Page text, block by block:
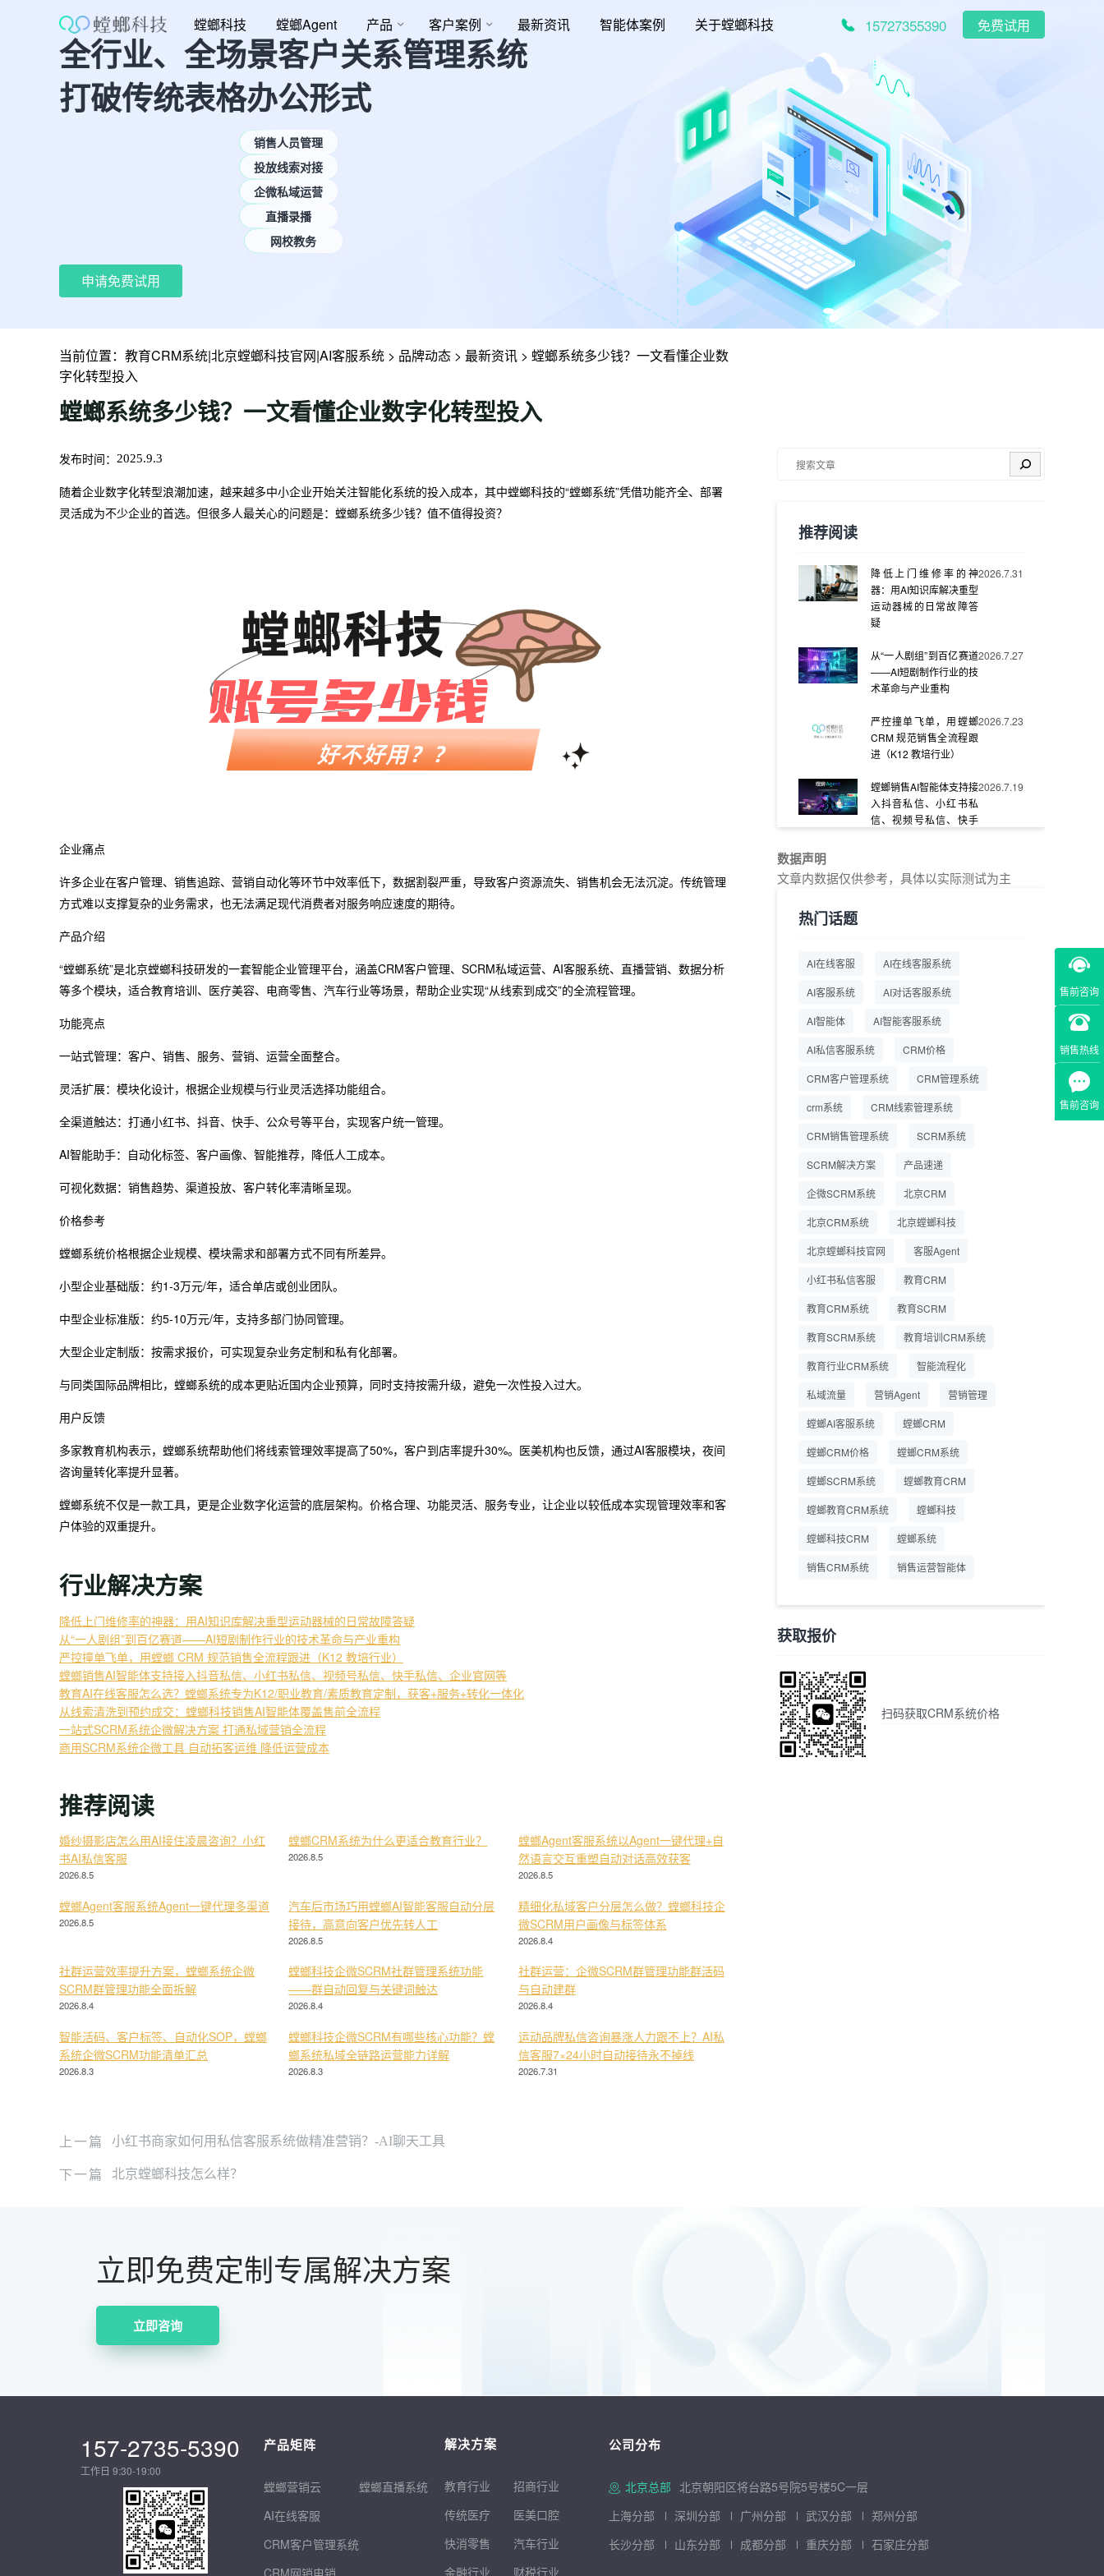
螳螂科技 螳螂Agent 产品 客户案例 最新资讯 智能体案例 关于螳螂科技 15727355390 免费试用
全行业、全场景客户关系管理系统
打破传统表格办公形式
销售人员管理
投放线索对接
企微私域运营
直播录播
网校教务
申请免费试用
售前咨询
销售热线
售前咨询
当前位置： 教育CRM系统|北京螳螂科技官网|AI客服系统 > 品牌动态 > 最新资讯 > 螳螂系统多少钱？一文看懂企业数
字化转型投入
螳螂系统多少钱？一文看懂企业数字化转型投入
发布时间： 2025.9.3
随着企业数字化转型浪潮加速，越来越多中小企业开始关注智能化系统的投入成本，其中螳螂科技的“螳螂系统”凭借功能齐全、部署
灵活成为不少企业的首选。但很多人最关心的问题是：螳螂系统多少钱？值不值得投资？
企业痛点
许多企业在客户管理、销售追踪、营销自动化等环节中效率低下，数据割裂严重，导致客户资源流失、销售机会无法沉淀。传统管理
方式难以支撑复杂的业务需求，也无法满足现代消费者对服务响应速度的期待。
产品介绍
“螳螂系统”是北京螳螂科技研发的一套智能企业管理平台，涵盖CRM客户管理、SCRM私域运营、AI客服系统、直播营销、数据分析
等多个模块，适合教育培训、医疗美容、电商零售、汽车行业等场景，帮助企业实现“从线索到成交”的全流程管理。
功能亮点
一站式管理：客户、销售、服务、营销、运营全面整合。
灵活扩展：模块化设计，根据企业规模与行业灵活选择功能组合。
全渠道触达：打通小红书、抖音、快手、公众号等平台，实现客户统一管理。
AI智能助手：自动化标签、客户画像、智能推荐，降低人工成本。
可视化数据：销售趋势、渠道投放、客户转化率清晰呈现。
价格参考
螳螂系统价格根据企业规模、模块需求和部署方式不同有所差异。
小型企业基础版：约1-3万元/年，适合单店或创业团队。
中型企业标准版：约5-10万元/年，支持多部门协同管理。
大型企业定制版：按需求报价，可实现复杂业务定制和私有化部署。
与同类国际品牌相比，螳螂系统的成本更贴近国内企业预算，同时支持按需升级，避免一次性投入过大。
用户反馈
多家教育机构表示，螳螂系统帮助他们将线索管理效率提高了50%，客户到店率提升30%。医美机构也反馈，通过AI客服模块，夜间
咨询量转化率提升显著。
螳螂系统不仅是一款工具，更是企业数字化运营的底层架构。价格合理、功能灵活、服务专业，让企业以较低成本实现管理效率和客
户体验的双重提升。
行业解决方案
降低上门维修率的神器：用AI知识库解决重型运动器械的日常故障答疑
从“一人剧组”到百亿赛道——AI短剧制作行业的技术革命与产业重构
严控撞单飞单，用螳螂 CRM 规范销售全流程跟进（K12 教培行业）
螳螂销售AI智能体支持接入抖音私信、小红书私信、视频号私信、快手私信、企业官网等
教育AI在线客服怎么选？螳螂系统专为K12/职业教育/素质教育定制，获客+服务+转化一体化
从线索清洗到预约成交：螳螂科技销售AI智能体覆盖售前全流程
一站式SCRM系统企微解决方案 打通私域营销全流程
商用SCRM系统企微工具 自动拓客运维 降低运营成本
推荐阅读
婚纱摄影店怎么用AI接住凌晨咨询？小红
书AI私信客服
2026.8.5
螳螂CRM系统为什么更适合教育行业？
2026.8.5
螳螂Agent客服系统以Agent一键代理+自
然语言交互重塑自动对话高效获客
2026.8.5
螳螂Agent客服系统Agent一键代理多渠道
2026.8.5
汽车后市场巧用螳螂AI智能客服自动分层
接待，高意向客户优先转人工
2026.8.5
精细化私域客户分层怎么做？螳螂科技企
微SCRM用户画像与标签体系
2026.8.4
社群运营效率提升方案，螳螂系统企微
SCRM群管理功能全面拆解
2026.8.4
螳螂科技企微SCRM社群管理系统功能
——群自动回复与关键词触达
2026.8.4
社群运营：企微SCRM群管理功能群活码
与自动建群
2026.8.4
智能活码、客户标签、自动化SOP，螳螂
系统企微SCRM功能清单汇总
2026.8.3
螳螂科技企微SCRM有哪些核心功能？螳
螂系统私域全链路运营能力详解
2026.8.3
运动品牌私信咨询暴涨人力跟不上？AI私
信客服7×24小时自动接待永不掉线
2026.7.31
搜索
推荐阅读
降低上门维修率的神
器：用AI知识库解决重型
运动器械的日常故障答
疑
2026.7.31
从“一人剧组”到百亿赛道
——AI短剧制作行业的技
术革命与产业重构
2026.7.27
严控撞单飞单，用螳螂
CRM 规范销售全流程跟
进（K12 教培行业）
2026.7.23
螳螂销售AI智能体支持接
入抖音私信、小红书私
信、视频号私信、快手
2026.7.19
螳螂系统专为K12/职业
交：螳螂科技销售AI智能
一站式SCRM系统企微
全流程
商用SCRM系统企微工
营成本
2026.7.14
企业微信 私域用户精细
螳螂教育CRM助力教培
机构精细化运营
数据声明
文章内数据仅供参考，具体以实际测试为主
热门话题
AI在线客服 AI在线客服系统
AI客服系统 AI对话客服系统
AI智能体 AI智能客服系统
AI私信客服系统 CRM价格
CRM客户管理系统 CRM管理系统
crm系统 CRM线索管理系统
CRM销售管理系统 SCRM系统
SCRM解决方案 产品速递
企微SCRM系统 北京CRM
北京CRM系统 北京螳螂科技
北京螳螂科技官网 客服Agent
小红书私信客服 教育CRM
教育CRM系统 教育SCRM
教育SCRM系统 教育培训CRM系统
教育行业CRM系统 智能流程化
私域流量 营销Agent 营销管理
螳螂AI客服系统 螳螂CRM
螳螂CRM价格 螳螂CRM系统
螳螂SCRM系统 螳螂教育CRM
螳螂教育CRM系统 螳螂科技
螳螂科技CRM 螳螂系统
销售CRM系统 销售运营智能体
获取报价
扫码获取CRM系统价格
上一篇 小红书商家如何用私信客服系统做精准营销？-AI聊天工具
下一篇 北京螳螂科技怎么样？
立即免费定制专属解决方案
立即咨询
157-2735-5390
工作日 9:30-19:00
产品矩阵
螳螂营销云
AI在线客服
CRM客户管理系统
螳螂直播系统
解决方案
教育行业 招商行业
传统医疗
医美口腔
快消零售
汽车行业
金融行业
财税行业
公司分布
北京总部 北京朝阳区将台路5号院5号楼5C一层
上海分部
深圳分部 广州分部 武汉分部
郑州分部
长沙分部
山东分部 成都分部 重庆分部 石家庄分部